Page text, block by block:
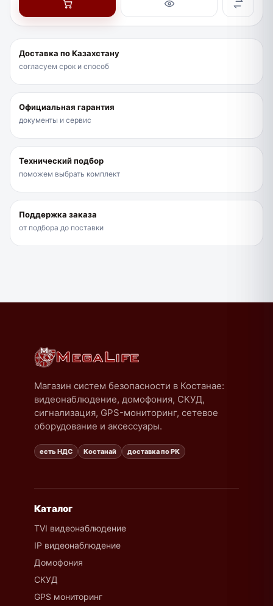
Доставка по Казахстану
согласуем срок и способ
Официальная гарантия
документы и сервис
Технический подбор
поможем выбрать комплект
Поддержка заказа
от подбора до поставки
Магазин систем безопасности в Костанае:
видеонаблюдение, домофония, СКУД,
сигнализация, GPS-мониторинг, сетевое
оборудование и аксессуары.
есть НДС Костанай доставка по РК
Каталог
TVI видеонаблюдение
IP видеонаблюдение
Домофония
СКУД
GPS мониторинг